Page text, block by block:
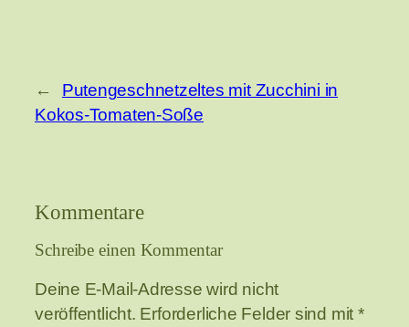
←
Putengeschnetzeltes mit Zucchini in
Kokos-Tomaten-Soße
Kommentare
Schreibe einen Kommentar
Deine E-Mail-Adresse wird nicht
veröffentlicht. Erforderliche Felder sind mit *